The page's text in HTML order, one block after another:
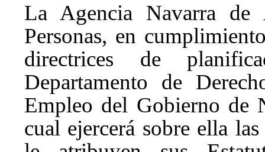
La Agencia Navarra
Personas, en
directrices de
Departamento de
Empleo del Gobierno de
cual ejercerá sobre ella